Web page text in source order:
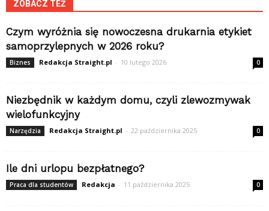
ZOBACZ TEŻ
Czym wyróżnia się nowoczesna drukarnia etykiet
samoprzylepnych w 2026 roku?
Biznes Redakcja Straight.pl - 10 lutego 2026 0
Niezbędnik w każdym domu, czyli zlewozmywak
wielofunkcyjny
Narzędzia Redakcja Straight.pl - 22 października 2025 0
Ile dni urlopu bezpłatnego?
Praca dla studentów Redakcja - 11 października 2025 0